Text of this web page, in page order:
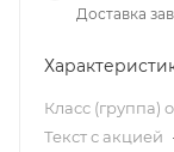
Доставка
Класс (группа)
Текст с акцией